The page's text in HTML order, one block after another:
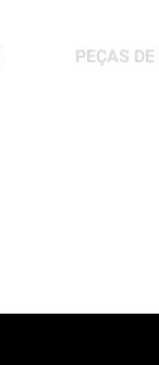
PEÇAS